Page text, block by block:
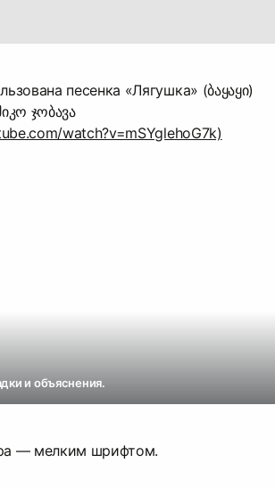
песенка «Лягушка» (ბაყაყი)
ჯობავა
watch?v=mSYglehoG7k)
и объяснения.
— мелким шрифтом.